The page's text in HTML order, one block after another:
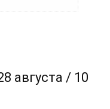
/ 10 сентября
и
августа / 10